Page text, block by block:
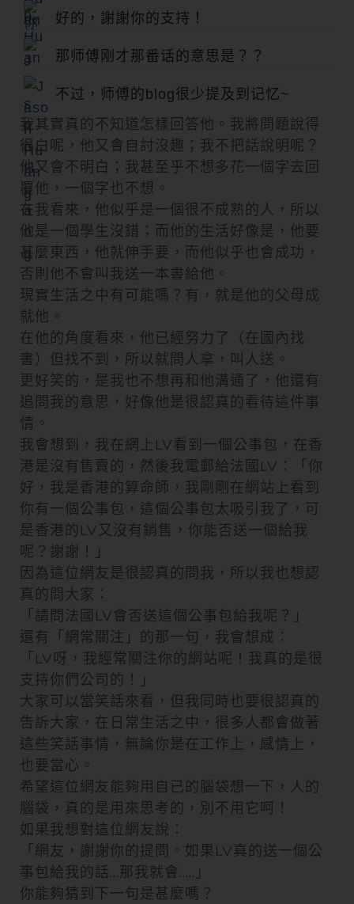
好的，謝謝你的支持！
那师傅刚才那番话的意思是？？
不过，师傅的blog很少提及到记忆~
我其實真的不知道怎樣回答他。我將問題說得
很白呢，他又會自討沒趣；我不把話說明呢？
他又會不明白；我甚至乎不想多花一個字去回
覆他，一個字也不想。
在我看來，他似乎是一個很不成熟的人，所以
他是一個學生沒錯；而他的生活好像是，他要
甚麼東西，他就伸手要，而他似乎也會成功，
否則他不會叫我送一本書給他。
現實生活之中有可能嗎？有，就是他的父母成
就他。
在他的角度看來，他已經努力了（在國內找
書）但找不到，所以就問人拿，叫人送。
更好笑的，是我也不想再和他溝通了，他還有
追問我的意思，好像他是很認真的看待這件事
情。
我會想到，我在網上LV看到一個公事包，在香
港是沒有售賣的，然後我電郵給法國LV：「你
好，我是香港的算命師，我剛剛在網站上看到
你有一個公事包，這個公事包太吸引我了，可
是香港的LV又沒有銷售，你能否送一個給我
呢？謝謝！」
因為這位網友是很認真的問我，所以我也想認
真的問大家：
「請問法國LV會否送這個公事包給我呢？」
還有「網常關注」的那一句，我會想成：
「LV呀，我經常關注你的網站呢！我真的是很
支持你們公司的！」
大家可以當笑話來看，但我同時也要很認真的
告訴大家，在日常生活之中，很多人都會做著
這些笑話事情，無論你是在工作上，感情上，
也要當心。
希望這位網友能夠用自已的腦袋想一下，人的
腦袋，真的是用來思考的，別不用它呵！
如果我想對這位網友說：
「網友，謝謝你的提問。如果LV真的送一個公
事包給我的話…那我就會…..」
你能夠猜到下一句是甚麼嗎？